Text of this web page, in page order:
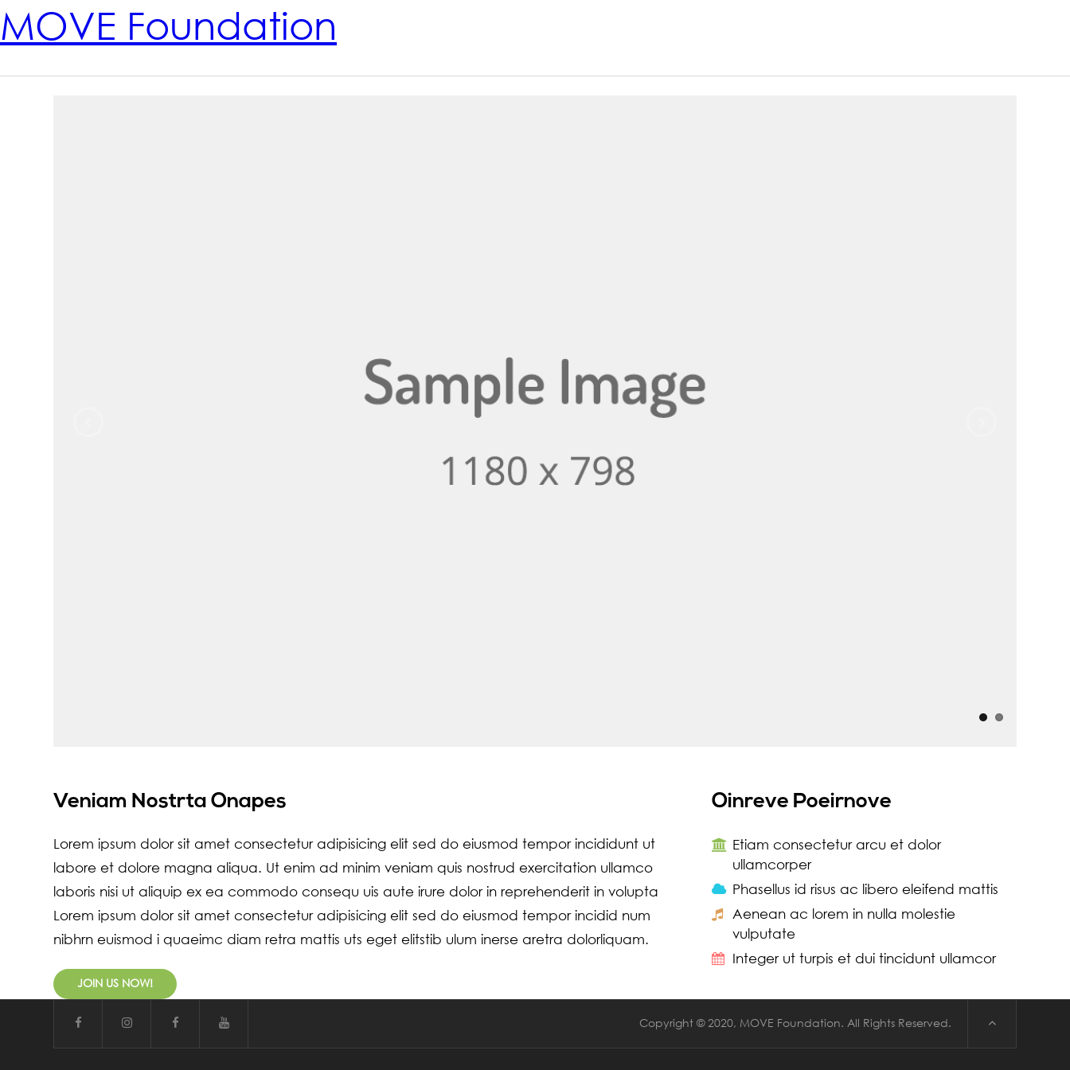
MOVE Foundation
Veniam Nostrta Onapes
Lorem ipsum dolor sit amet consectetur adipisicing elit sed do eiusmod tempor incididunt ut
labore et dolore magna aliqua. Ut enim ad minim veniam quis nostrud exercitation ullamco
laboris nisi ut aliquip ex ea commodo consequ uis aute irure dolor in reprehenderit in volupta
Lorem ipsum dolor sit amet consectetur adipisicing elit sed do eiusmod tempor incidid num
nibhrn euismod i quaeimc diam retra mattis uts eget elitstib ulum inerse aretra dolorliquam.
JOIN US NOW!
Oinreve Poeirnove
Etiam consectetur arcu et dolor
ullamcorper
Phasellus id risus ac libero eleifend mattis
Aenean ac lorem in nulla molestie
vulputate
Integer ut turpis et dui tincidunt ullamcor
Copyright © 2020, MOVE Foundation. All Rights Reserved.